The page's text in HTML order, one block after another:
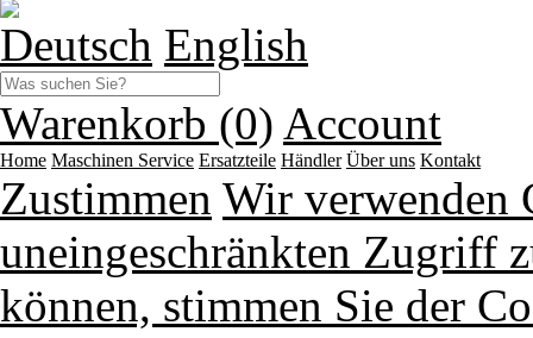
Deutsch English
Warenkorb (0) Account
Home Maschinen Service Ersatzteile Händler Über uns Kontakt
Zustimmen Wir verwenden
uneingeschränkten Zugriff
können, stimmen Sie der